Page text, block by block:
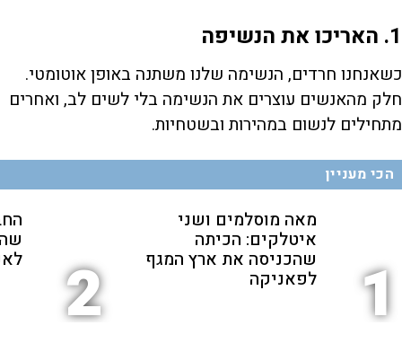
1. האריכו את הנשיפה
כשאנחנו חרדים, הנשימה שלנו משתנה באופן אוטומטי.
חלק מהאנשים עוצרים את הנשימה בלי לשים לב, ואחרים
מתחילים לנשום במהירות ובשטחיות.
הכי מעניין
1
מאה מוסלמים ושני
איטלקים: הכיתה
שהכניסה את ארץ המגף
לפאניקה 2